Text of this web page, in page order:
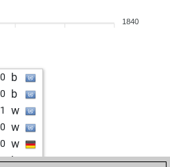
b
b
w
b
b
1840
0 b
0 b
1 w
0 w
0 w
1 b